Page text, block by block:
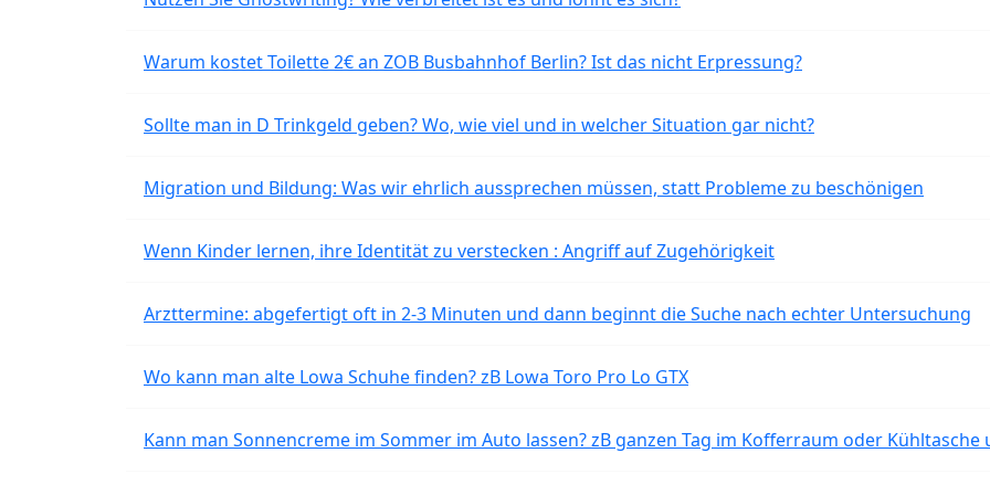
Warum kostet Toilette 2€ an ZOB Busbahnhof Berlin? Ist das nicht Erpressung?
Sollte man in D Trinkgeld geben? Wo, wie viel und in welcher Situation gar nicht?
Migration und Bildung: Was wir ehrlich aussprechen müssen, statt Probleme zu beschönigen
Wenn Kinder lernen, ihre Identität zu verstecken : Angriff auf Zugehörigkeit
Arzttermine: abgefertigt oft in 2-3 Minuten und dann beginnt die Suche nach echter Untersuchung
Wo kann man alte Lowa Schuhe finden? zB Lowa Toro Pro Lo GTX
Kann man Sonnencreme im Sommer im Auto lassen? zB ganzen Tag im Kofferraum oder Kühltasche